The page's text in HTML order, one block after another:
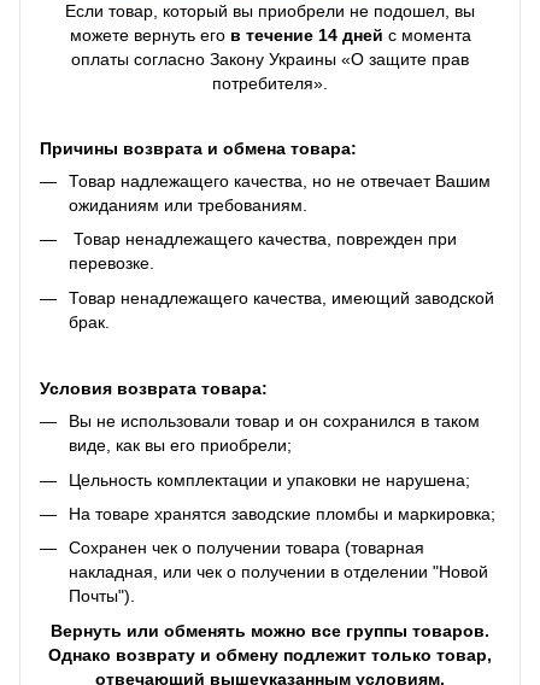
Если товар, который вы приобрели не подошел, вы
можете вернуть его в течение 14 дней с момента
оплаты согласно Закону Украины «О защите прав
потребителя».
Причины возврата и обмена товара:
Товар надлежащего качества, но не отвечает Вашим
ожиданиям или требованиям.
Товар ненадлежащего качества, поврежден при
перевозке.
Товар ненадлежащего качества, имеющий заводской
брак.
Условия возврата товара:
Вы не использовали товар и он сохранился в таком
виде, как вы его приобрели;
Цельность комплектации и упаковки не нарушена;
На товаре хранятся заводские пломбы и маркировка;
Сохранен чек о получении товара (товарная
накладная, или чек о получении в отделении "Новой
Почты").
Вернуть или обменять можно все группы товаров.
Однако возврату и обмену подлежит только товар,
отвечающий вышеуказанным условиям.